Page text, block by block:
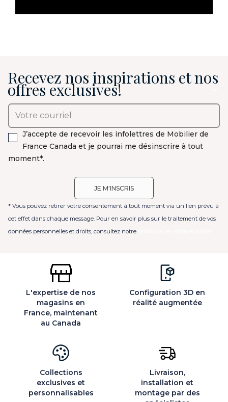
Recevez nos inspirations et nos
offres exclusives!
J’accepte de recevoir les infolettres de Mobilier de
France Canada et je pourrai me désinscrire à tout
moment*.
* Vous pouvez retirer votre consentement à tout moment via un lien prévu à
cet effet dans chaque message. Pour en savoir plus sur le traitement de vos
données personnelles et droits, consultez notre
L'expertise de nos
magasins en
France, maintenant
au Canada
Configuration 3D en
réalité augmentée
Collections
exclusives et
personnalisables
Livraison,
installation et
montage par des